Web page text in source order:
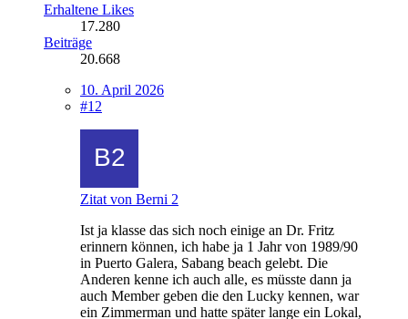
Erhaltene Likes
17.280
Beiträge
20.668
10. April 2026
#12
Zitat von Berni 2
Ist ja klasse das sich noch einige an Dr. Fritz
erinnern können, ich habe ja 1 Jahr von 1989/90
in Puerto Galera, Sabang beach gelebt. Die
Anderen kenne ich auch alle, es müsste dann ja
auch Member geben die den Lucky kennen, war
ein Zimmerman und hatte später lange ein Lokal,